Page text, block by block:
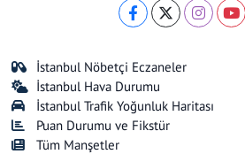
İstanbul Nöbetçi Eczaneler
İstanbul Hava Durumu
İstanbul Trafik Yoğunluk Haritası
Puan Durumu ve Fikstür
Tüm Manşetler